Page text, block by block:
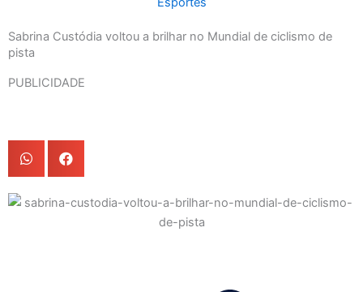
Sabrina Custódia voltou a brilhar no Mundial de ciclismo de
pista
PUBLICIDADE